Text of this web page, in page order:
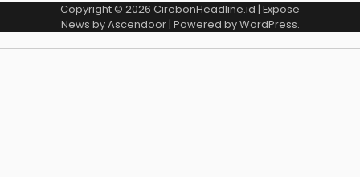
Copyright © 2026 CirebonHeadline.id | Expose
News byAscendoor| Powered byWordPress.